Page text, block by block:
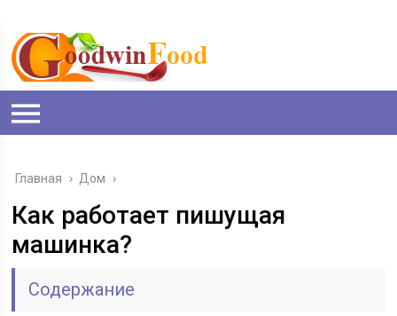
Главная › Дом ›
Как работает пишущая
машинка?
Содержание